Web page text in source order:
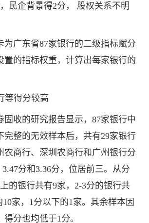
民企背景得2分， 股权关系不明
为广东省87家银行的二级指标赋分
置的指标权重，计算出每家银行的
等得分较高
固收的研究报告显示，87家银行中
完整的无效样本后，共有29家银行
农商行、深圳农商行和广州银行分
分和3.36分，位居前三。从分
的银行共有9家，2-3分的银行共
10家，1分以下的1家。其余样本因
分也均低于1分。